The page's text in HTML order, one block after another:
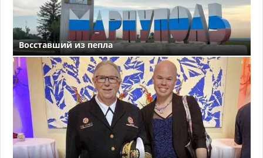
Восставший из пепла